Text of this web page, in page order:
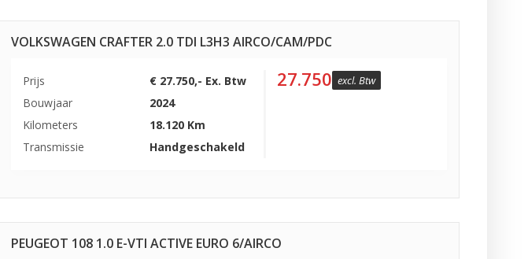
VOLKSWAGEN CRAFTER 2.0 TDI L3H3 AIRCO/CAM/PDC
Prijs
€ 27.750,- Ex. Btw
Bouwjaar
2024
Kilometers
18.120 Km
Transmissie
Handgeschakeld
27.750 excl. Btw
PEUGEOT 108 1.0 E-VTI ACTIVE EURO 6/AIRCO